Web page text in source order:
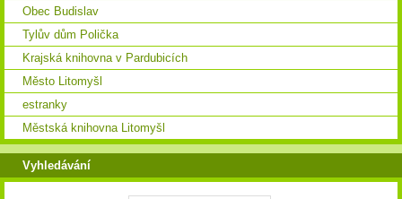
Obec Budislav
Tylův dům Polička
Krajská knihovna v Pardubicích
Město Litomyšl
estranky
Městská knihovna Litomyšl
Vyhledávání